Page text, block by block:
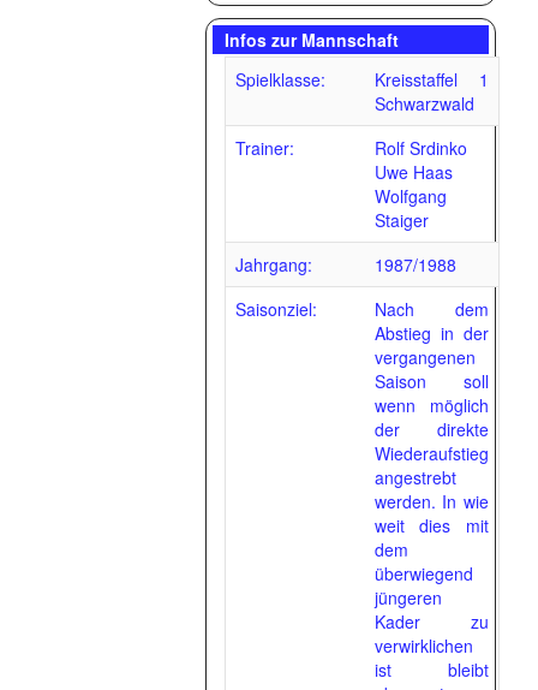
Infos zur Mannschaft
Spielklasse:
Kreisstaffel 1
Schwarzwald
Trainer:
Rolf Srdinko
Uwe Haas
Wolfgang
Staiger
Jahrgang:
1987/1988
Saisonziel:
Nach dem
Abstieg in der
vergangenen
Saison soll
wenn möglich
der direkte
Wiederaufstieg
angestrebt
werden. In wie
weit dies mit
dem
überwiegend
jüngeren
Kader zu
verwirklichen
ist bleibt